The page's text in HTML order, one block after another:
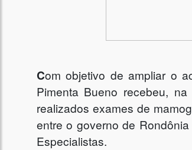
Com objetivo de ampliar o
Pimenta Bueno recebeu,
realizados exames de
entre o governo de
Especialistas.